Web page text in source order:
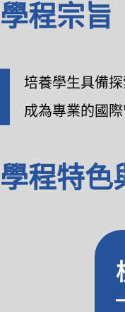
學程宗旨
培養學生具備
成為專業的國際
學程特色